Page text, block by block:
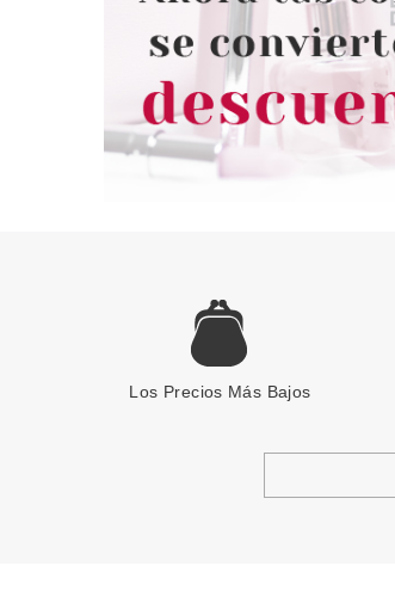
Los Precios Más Bajos